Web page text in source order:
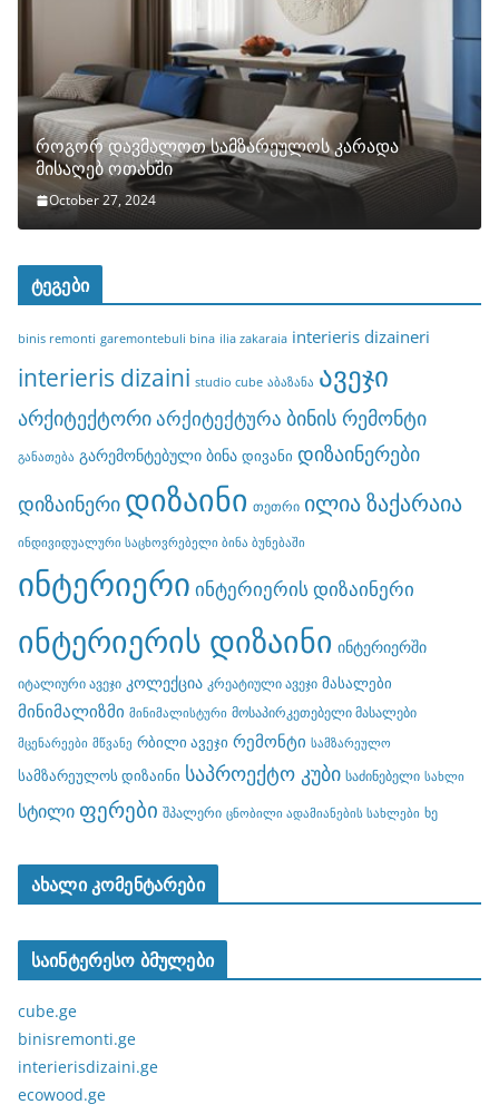
როგორ დავმალოთ სამზარეულოს კარადა
მისაღებ ოთახში
October 27, 2024
ტეგები
binis remonti garemontebuli bina ilia zakaraia interieris dizaineri
interieris dizaini studio cube აბაზანა ავეჯი
არქიტექტორიარქიტექტურა ბინის რემონტი
განათება გარემონტებული ბინა დივანი დიზაინერები
დიზაინერი დიზაინი თეთრი ილია ზაქარაია
ინდივიდუალური საცხოვრებელი ბინა ბუნებაში
ინტერიერი ინტერიერის დიზაინერი
ინტერიერის დიზაინი ინტერიერში
იტალიური ავეჯი კოლექცია კრეატიული ავეჯი მასალები
მინიმალიზმი მინიმალისტური მოსაპირკეთებელი მასალები
მცენარეები მწვანე რბილი ავეჯი რემონტი სამზარეულო
სამზარეულოს დიზაინი საპროექტო კუბი საძინებელი სახლი
სტილი ფერები შპალერი ცნობილი ადამიანების სახლები ხე
ახალი კომენტარები
საინტერესო ბმულები
cube.ge
binisremonti.ge
interierisdizaini.ge
ecowood.ge